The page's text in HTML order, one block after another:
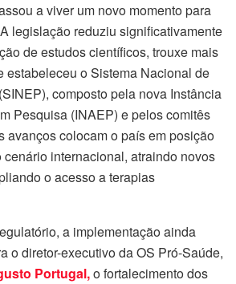
a viver um novo momento para
legislação reduziu significativamente
de estudos científicos, trouxe mais
estabeleceu o Sistema Nacional de
composto pela nova Instância
Pesquisa (INAEP) e pelos comitês
avanços colocam o país em posição
cenário internacional, atraindo novos
o acesso a terapias
a implementação ainda
o diretor-executivo da OS Pró-Saúde,
Portugal,o fortalecimento dos